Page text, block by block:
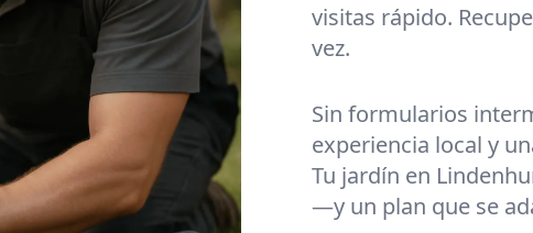
visitas rápido.
vez.
Sin formularios
experiencia local y
Tu jardín en
—y un plan que se